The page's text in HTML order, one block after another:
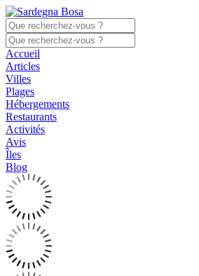
Accueil
Articles
Villes
Plages
Hébergements
Restaurants
Activités
Avis
Îles
Blog